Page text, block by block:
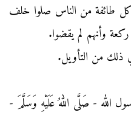
طائفة من الناس صلوا خلف
وأنهم لم يقضوا.
من التأويل.
الله - صَلَّى اللهُ عَلَيْهِ وَسَلَّمَ -